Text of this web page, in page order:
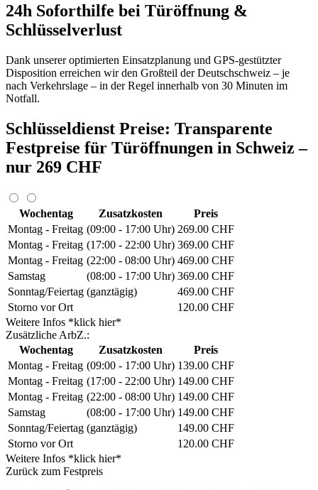
24h Soforthilfe bei Türöffnung &
Schlüsselverlust
Dank unserer optimierten Einsatzplanung und GPS-gestützter
Disposition erreichen wir den Großteil der Deutschschweiz – je
nach Verkehrslage – in der Regel innerhalb von 30 Minuten im
Notfall.
Schlüsseldienst Preise: Transparente
Festpreise für Türöffnungen in Schweiz –
nur 269 CHF
Wochentag Zusatzkosten
Preis
Montag - Freitag (09:00 - 17:00 Uhr) 269.00 CHF
Montag - Freitag (17:00 - 22:00 Uhr) 369.00 CHF
Montag - Freitag (22:00 - 08:00 Uhr) 469.00 CHF
Samstag
(08:00 - 17:00 Uhr) 369.00 CHF
Sonntag/Feiertag (ganztägig)
469.00 CHF
Storno vor Ort
120.00 CHF
Weitere Infos *klick hier*
Zusätzliche ArbZ.:
Wochentag
Zusatzkosten
Preis
Montag - Freitag (09:00 - 17:00 Uhr) 139.00 CHF
Montag - Freitag (17:00 - 22:00 Uhr) 149.00 CHF
Montag - Freitag (22:00 - 08:00 Uhr) 149.00 CHF
Samstag
(08:00 - 17:00 Uhr) 149.00 CHF
Sonntag/Feiertag (ganztägig)
149.00 CHF
Storno vor Ort
120.00 CHF
Weitere Infos *klick hier*
Zurück zum Festpreis